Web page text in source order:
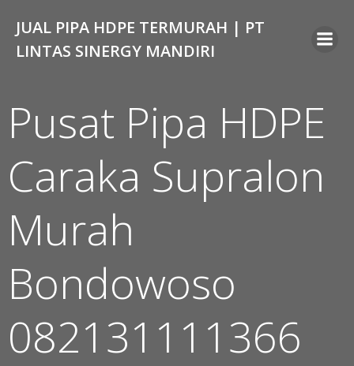
to
content
JUAL PIPA HDPE TERMURAH | PT
LINTAS SINERGY MANDIRI
Pusat Pipa HDPE
Caraka Supralon
Murah
Bondowoso
082131111366